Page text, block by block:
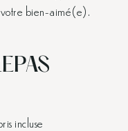
votre bien-aimé(e).
incluse